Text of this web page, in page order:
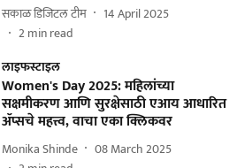
सकाळ डिजिटल टीम
14 April 2025
2min read
लाइफस्टाइल
Women's Day 2025: महिलांच्या
सक्षमीकरण आणि सुरक्षेसाठी एआय आधारित
ॲप्सचे महत्त्व, वाचा एका क्लिकवर
Monika Shinde
08 March 2025